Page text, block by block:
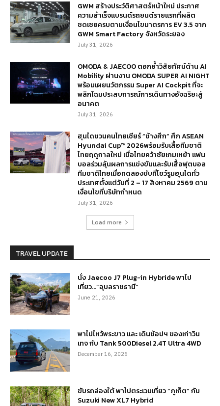
GWM สร้างประวัติศาสตร์หน้าใหม่ ประกาศ
ความสำเร็จแบรนด์รถยนต์รายแรกที่ผลิต
ชดเชยครบตามเงื่อนไขมาตรการ EV 3.5 จาก
GWM Smart Factory จังหวัดระยอง
July 31, 2026
OMODA & JAECOO ตอกย้ำวิสัยทัศน์ด้าน AI
Mobility ผ่านงาน OMODA SUPER AI NIGHT
พร้อมเผยนวัตกรรม Super AI Cockpit ที่จะ
พลิกโฉมประสบการณ์การเดินทางอัจฉริยะสู่
อนาคต
July 31, 2026
ฮุนไดชวนคนไทยเชียร์ “ช้างศึก” ศึก ASEAN
Hyundai Cup™ 2026พร้อมรับเสื้อทีมชาติ
ไทยฤดูกาลใหม่ เมื่อไทยคว้าชัยเกมเหย้า แฟน
บอลร่วมลุ้นผลการแข่งขันและรับเสื้อฟุตบอล
ทีมชาติไทยเมื่อทดลองขับที่โชว์รูมฮุนไดทั่ว
ประเทศตั้งแต่วันที่ 2 – 17 สิงหาคม 2569 ตาม
เงื่อนไขที่บริษัทกำหนด
July 31, 2026
Load more
TRAVEL UPDATE
นั่ง Jaecoo J7 Plug-in Hybride พาไป
เที่ยว…”อุบลราชธานี”
June 21, 2026
พาไปไหว้พระขาว และ เดินช้อปฯ ของเก่าวิน
เทจ กับ Tank 500Diesel 2.4T Ultra 4WD
December 16, 2025
ขับรถล่องใต้ พาไปตระเวนเที่ยว “ภูเก็ต” กับ
Suzuki New XL7 Hybrid